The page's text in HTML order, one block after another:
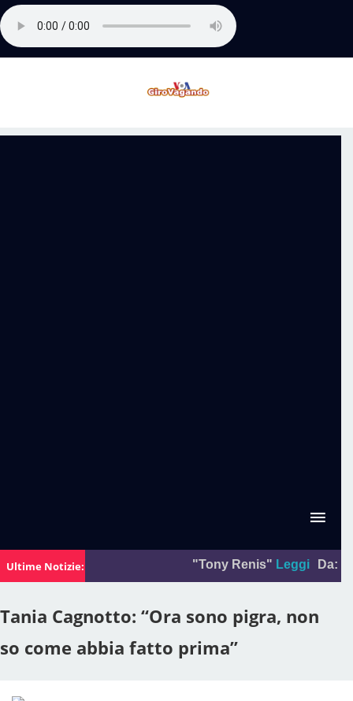
Ultime Notizie: "Tony Renis" Leggi Da: La
Tania Cagnotto: “Ora sono pigra, non
so come abbia fatto prima”